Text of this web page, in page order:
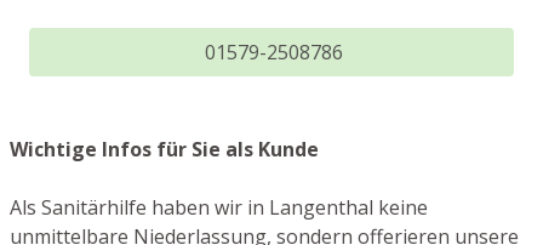
01579-2508786
Wichtige Infos für Sie als Kunde
Als Sanitärhilfe haben wir in Langenthal keine
unmittelbare Niederlassung, sondern offerieren unsere